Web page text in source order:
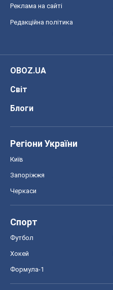
Реклама на сайті
Редакційна політика
OBOZ.UA
Світ
Блоги
Регіони України
Київ
Запоріжжя
Черкаси
Спорт
Футбол
Хокей
Формула-1